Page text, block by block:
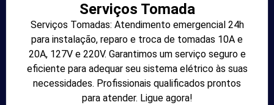
Serviços Tomada
Serviços Tomadas: Atendimento emergencial 24h
para instalação, reparo e troca de tomadas 10A e
20A, 127V e 220V. Garantimos um serviço seguro e
eficiente para adequar seu sistema elétrico às suas
necessidades. Profissionais qualificados prontos
para atender. Ligue agora!